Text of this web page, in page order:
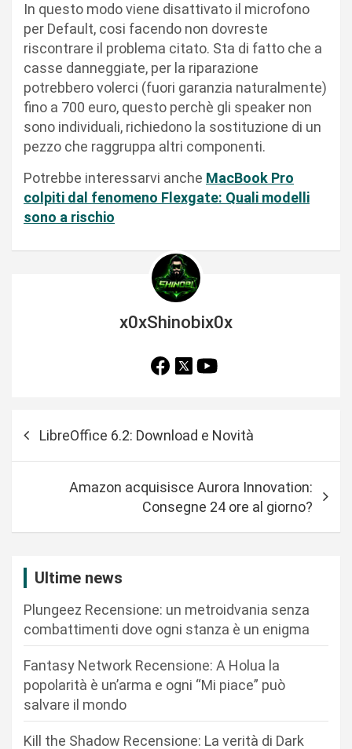
In questo modo viene disattivato il microfono
per Default, cosi facendo non dovreste
riscontrare il problema citato. Sta di fatto che a
casse danneggiate, per la riparazione
potrebbero volerci (fuori garanzia naturalmente)
fino a 700 euro, questo perchè gli speaker non
sono individuali, richiedono la sostituzione di un
pezzo che raggruppa altri componenti.
Potrebbe interessarvi anche MacBook Pro
colpiti dal fenomeno Flexgate: Quali modelli
sono a rischio
x0xShinobix0x
LibreOffice 6.2: Download e Novità
Amazon acquisisce Aurora Innovation:
Consegne 24 ore al giorno?
Ultime news
Plungeez Recensione: un metroidvania senza
combattimenti dove ogni stanza è un enigma
Fantasy Network Recensione: A Holua la
popolarità è un’arma e ogni “Mi piace” può
salvare il mondo
Kill the Shadow Recensione: La verità di Dark